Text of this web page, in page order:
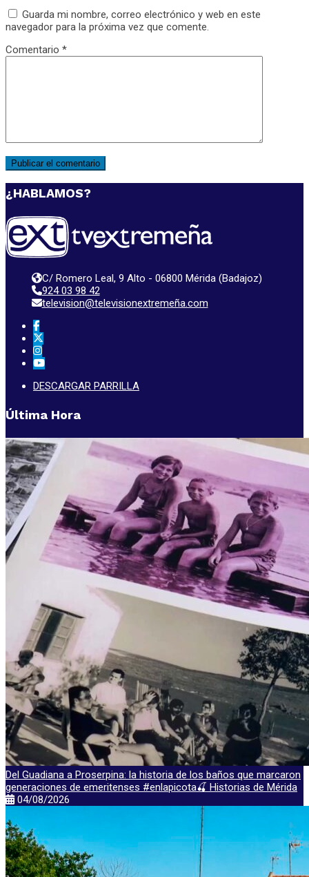
Guarda mi nombre, correo electrónico y web en este
navegador para la próxima vez que comente.
Comentario *
¿HABLAMOS?
C/ Romero Leal, 9 Alto - 06800 Mérida (Badajoz)
924 03 98 42
television@televisionextremeña.com
DESCARGAR PARRILLA
Última Hora
Del Guadiana a Proserpina: la historia de los baños que marcaron
generaciones de emeritenses #enlapicota🍒 Historias de Mérida
04/08/2026